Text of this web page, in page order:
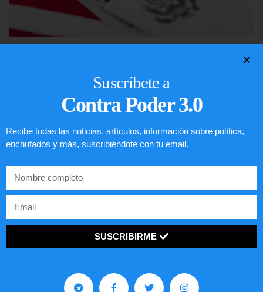
Suscríbete a
Contra Poder 3.0
Recibe todas las noticias, artículos, información sobre política,
enchufados y más, suscribiéndote con tu email.
SUSCRIBIRME